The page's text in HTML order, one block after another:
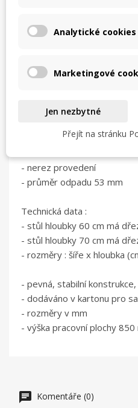
Mycí stoly s dřezem ST
- nohy zesílené spodní
- vrchní prolis po obvodě
- pevné , stabilní, kvalitní
- nohy jaklové 40*40 mm
cm za pomocí
- nerez provedení
- průměr odpadu 53 mm
Technická data :
- stůl hloubky 60 cm má
- stůl hloubky 70 cm má
- rozměry : šíře x hloubka
- pevná, stabilní
- dodáváno v kartonu pro
- rozměry v mm
- výška pracovní plochy 850
Komentáře (0)
Analytické cookies
Marketingové
Jen nezbytné
Přejít na stránku